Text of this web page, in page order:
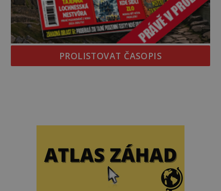
PROLISTOVAT ČASOPIS